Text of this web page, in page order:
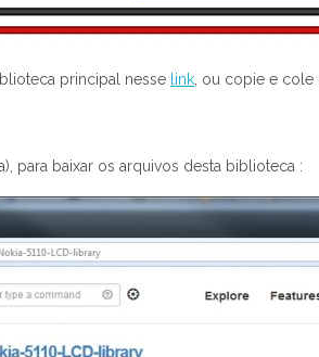
principal nesse link , ou copie e
para baixar os arquivos desta biblioteca :